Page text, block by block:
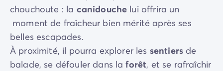
chouchoute : la canidouche lui offrira un
moment de fraîcheur bien mérité après ses
belles escapades.
À proximité, il pourra explorer les sentiersde
balade, se défouler dans laforêt, et se rafraîchir